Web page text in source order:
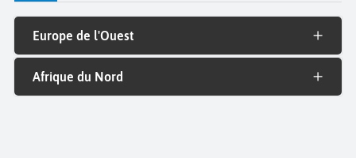
Europe de l'Ouest
Afrique du Nord